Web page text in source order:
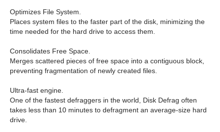
Optimizes File System.
Places system files to the faster part of the disk, minimizing the
time needed for the hard drive to access them.
Consolidates Free Space.
Merges scattered pieces of free space into a contiguous block,
preventing fragmentation of newly created files.
Ultra-fast engine.
One of the fastest defraggers in the world, Disk Defrag often
takes less than 10 minutes to defragment an average-size hard
drive.